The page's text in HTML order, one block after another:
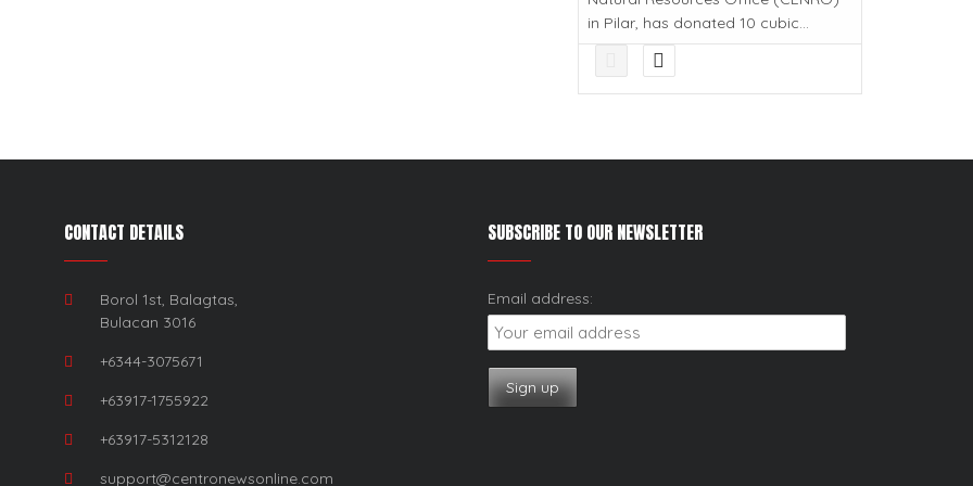
in Pilar, has donated 10 cubic...
CONTACT DETAILS
Borol 1st, Balagtas,
Bulacan 3016
+6344-3075671
+63917-1755922
+63917-5312128
support@centronewsonline.com
SUBSCRIBE TO OUR NEWSLETTER
Email address: